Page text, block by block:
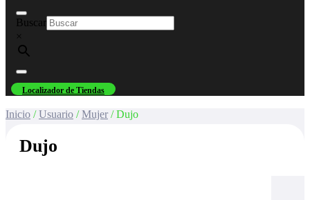
Buscar
×
Localizador de Tiendas
Inicio /Usuario /Mujer / Dujo
Dujo